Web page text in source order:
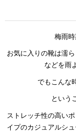
梅雨時
お気に入りの靴は濡
などを雨
でもこんな
という
ストレッチ性の高い
イプのカジュアルシ